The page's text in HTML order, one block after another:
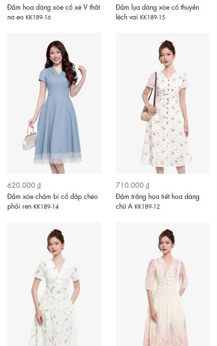
Đầm hoa dáng xòe cổ xẻ V thắt
nơ eo KK189-16
Đầm lụa dáng xòe cổ thuyền
lệch vai KK189-15
620.000 ₫
Đầm xòe chấm bi cổ đắp chéo
phối ren KK189-14
710.000 ₫
Đầm trắng họa tiết hoa dáng
chữ A KK189-12